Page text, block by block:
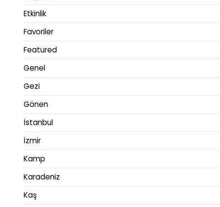
Etkinlik
Favoriler
Featured
Genel
Gezi
Gönen
İstanbul
İzmir
Kamp
Karadeniz
Kaş